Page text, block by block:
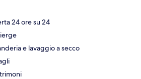
24 ore su 24
e lavaggio a secco